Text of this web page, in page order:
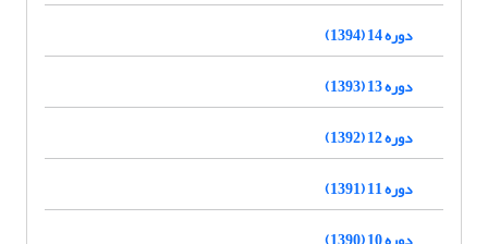
دوره 14 (1394)
دوره 13 (1393)
دوره 12 (1392)
دوره 11 (1391)